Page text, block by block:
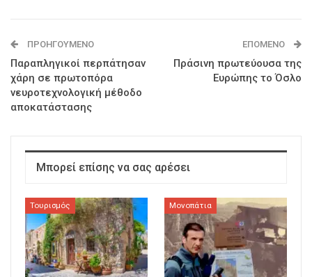
ΠΡΟΗΓΟΎΜΕΝΟ
Παραπληγικοί περπάτησαν
χάρη σε πρωτοπόρα
νευροτεχνολογική μέθοδο
αποκατάστασης
ΕΠΌΜΕΝΟ
Πράσινη πρωτεύουσα της
Ευρώπης το Όσλο
Μπορεί επίσης να σας αρέσει
Τουρισμός Μονοπάτια